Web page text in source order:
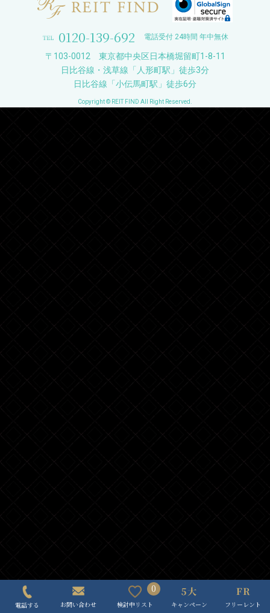
0120-139-692 電話受付 24時間 年中無休
〒103-0012 東京都中央区日本橋堀留町1-8-11
日比谷線・浅草線「人形町駅」徒歩3分
日比谷線「小伝馬町駅」徒歩6分
Copyright © REIT FIND All Right Reserved.
電話する お問い合わせ
0
検討中リスト キャンペーン フリーレント